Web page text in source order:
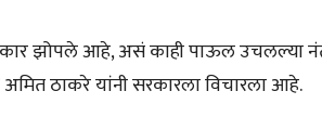
झोपले आहे, असं काही पाऊल उचलल्या
ठाकरे यांनी सरकारला विचारला आहे.